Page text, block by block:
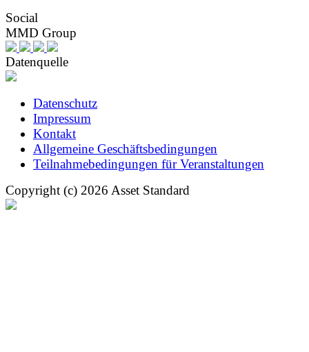
Social
MMD Group
Datenquelle
Datenschutz
Impressum
Kontakt
Allgemeine Geschäftsbedingungen
Teilnahmebedingungen für Veranstaltungen
Copyright (c) 2026 Asset Standard